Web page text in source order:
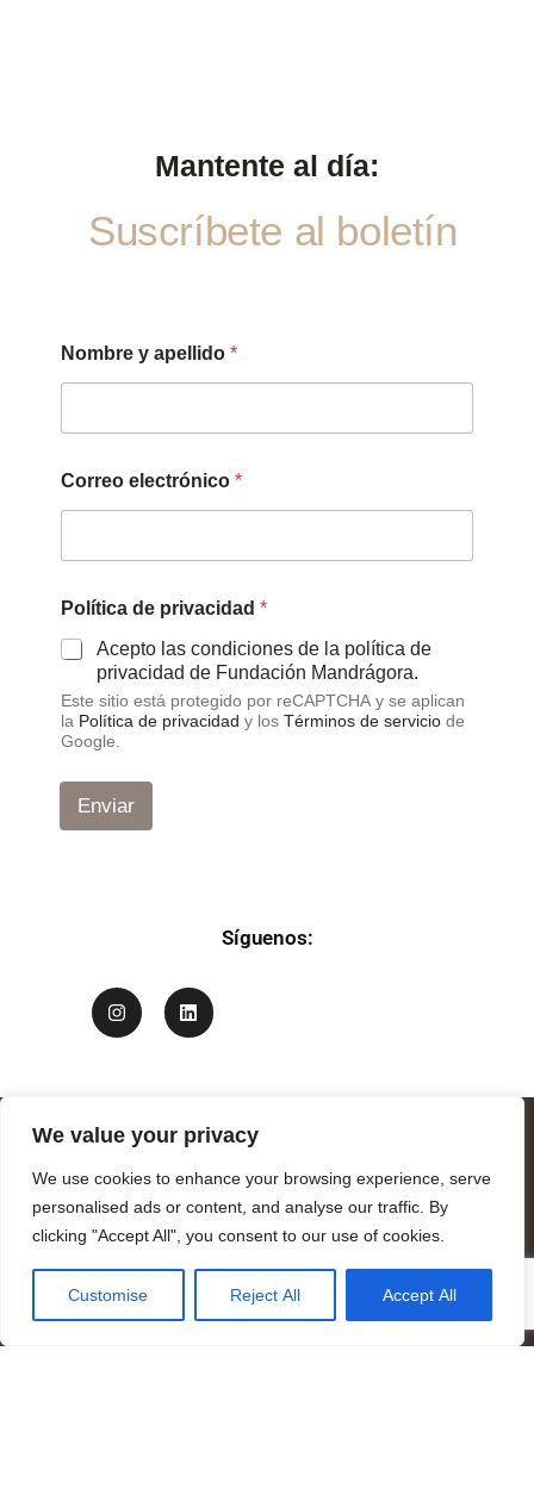
We value your privacy
We use cookies to enhance your browsing experience, serve
personalised ads or content, and analyse our traffic. By
clicking "Accept All", you consent to our use of cookies.
Customise Reject All Accept All
Mantente al día:
Suscríbete al boletín
Nombre y apellido *
r
i
i
d
a
d
o
l
t
c
Correo electrónico *
Política de privacidad *
Acepto las condiciones de la política de
privacidad de Fundación Mandrágora.
Este sitio está protegido por reCAPTCHA y se aplican
la Política de privacidad y los Términos de servicio de
Google.
Enviar
Síguenos:
Logotipo de Mandrágora diseñado por Benjamin Vierling